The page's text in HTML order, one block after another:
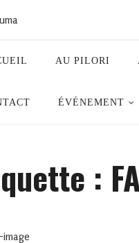
AU PILORI
ÉVÉNEMENT
: